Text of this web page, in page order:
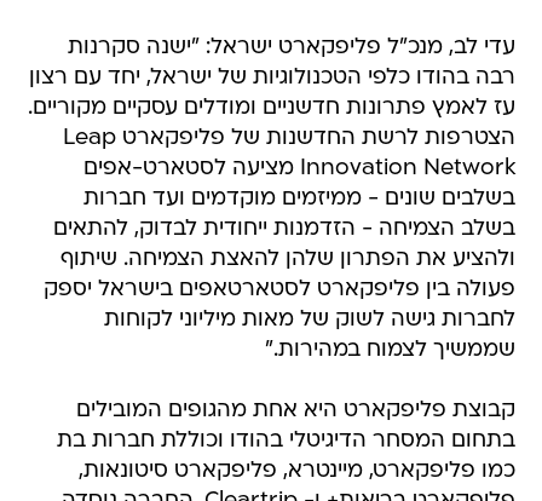
עדי לב, מנכ"ל פליפקארט ישראל: "ישנה סקרנות
רבה בהודו כלפי הטכנולוגיות של ישראל, יחד עם רצון
עז לאמץ פתרונות חדשניים ומודלים עסקיים מקוריים.
הצטרפות לרשת החדשנות של פליפקארט Leap
Innovation Network מציעה לסטארט-אפים
בשלבים שונים - ממיזמים מוקדמים ועד חברות
בשלב הצמיחה - הזדמנות ייחודית לבדוק, להתאים
ולהציע את הפתרון שלהן להאצת הצמיחה. שיתוף
פעולה בין פליפקארט לסטארטאפים בישראל יספק
לחברות גישה לשוק של מאות מיליוני לקוחות
שממשיך לצמוח במהירות."
קבוצת פליפקארט היא אחת מהגופים המובילים
בתחום המסחר הדיגיטלי בהודו וכוללת חברות בת
כמו פליפקארט, מיינטרא, פליפקארט סיטונאות,